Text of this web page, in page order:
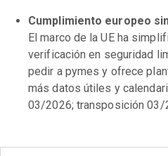
Cumplimiento europeo
El marco de la UE ha
verificación en seguridad
pedir a pymes y ofrece
más datos útiles y
03/2026; transposición 03/